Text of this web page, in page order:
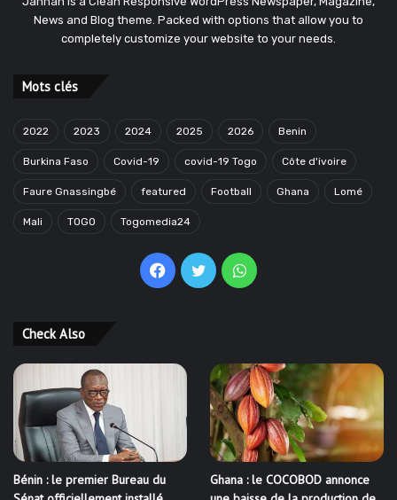
News and Blog theme. Packed with options that allow you to
completely customize your website to your needs.
Mots clés
2022 2023 2024 2025 2026 Benin
Burkina Faso Covid-19 covid-19 Togo Côte d'ivoire
Faure Gnassingbé featured Football Ghana Lomé
Mali TOGO Togomedia24
Facebook
TwitterWhatsApp
Check Also
Bénin : le premier Bureau du
Ghana : le COCOBOD annonce